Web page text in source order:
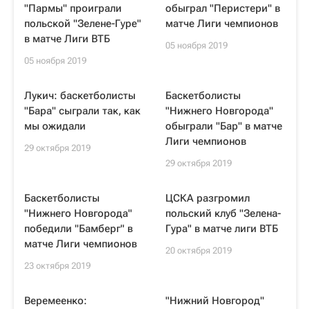
"Пармы" проиграли
польской "Зелене-Гуре"
в матче Лиги ВТБ
05 ноября 2019
обыграл "Перистери" в
матче Лиги чемпионов
05 ноября 2019
Лукич: баскетболисты
"Бара" сыграли так, как
мы ожидали
29 октября 2019
Баскетболисты
"Нижнего Новгорода"
обыграли "Бар" в матче
Лиги чемпионов
29 октября 2019
Баскетболисты
"Нижнего Новгорода"
победили "Бамберг" в
матче Лиги чемпионов
23 октября 2019
ЦСКА разгромил
польский клуб "Зелена-
Гура" в матче лиги ВТБ
20 октября 2019
Веремеенко:
"Нижний Новгород"